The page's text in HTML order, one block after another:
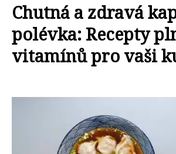
Chutná a zdravá
polévka: Recepty
vitamínů pro vaši